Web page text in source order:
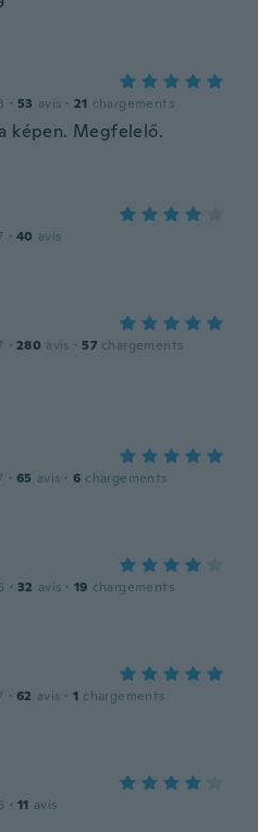
· 53 avis · 21 chargements
képen. Megfelelő.
· 40 avis
· 280 avis · 57 chargements
· 65 avis · 6 chargements
· 32 avis · 19 chargements
· 62 avis · 1 chargements
· 11 avis